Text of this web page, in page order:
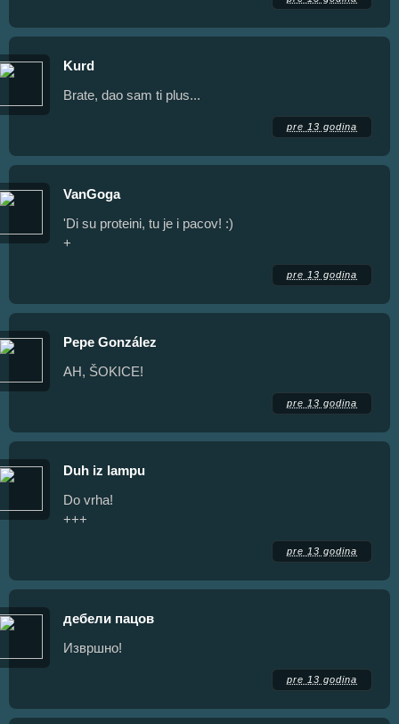
Kurd
Brate, dao sam ti plus...
pre 13 godina
VanGoga
'Di su proteini, tu je i pacov! :)
+
pre 13 godina
Pepe González
AH, ŠOKICE!
pre 13 godina
Duh iz lampu
Do vrha!
+++
pre 13 godina
дебели пацов
Извршно!
pre 13 godina